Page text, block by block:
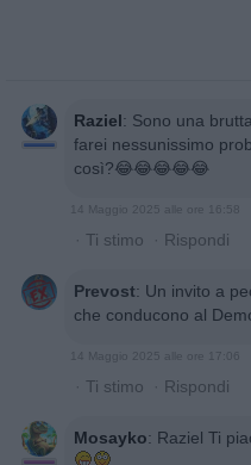
Raziel: Sono una
farei nessunissimo
così?😂😂😂😂😂
14 Maggio 2025 alle ore 16:58
· Ti stimo · Rispondi
Prevost: Un invito a
che conducono al
14 Maggio 2025 alle ore 17:06
· Ti stimo · Rispondi
Mosayko: Raziel Ti